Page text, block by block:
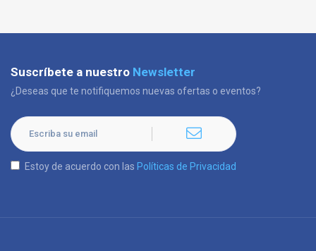
Suscríbete a nuestro Newsletter
¿Deseas que te notifiquemos nuevas ofertas o eventos?
Estoy de acuerdo con las Políticas de Privacidad